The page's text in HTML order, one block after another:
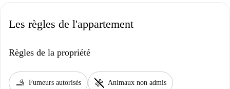
Les règles de l'appartement
Règles de la propriété
smoking_rooms Fumeurs autorisés pet_supplies Animaux non admis